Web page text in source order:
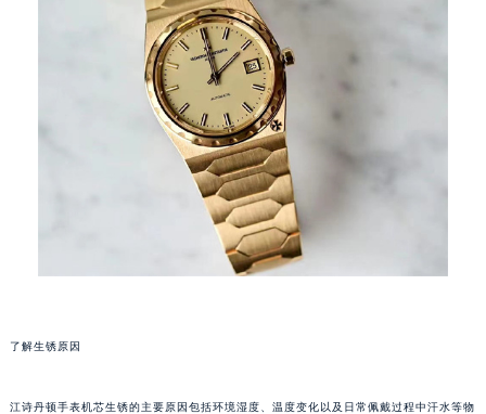
了解生锈原因
江诗丹顿手表机芯生锈的主要原因包括环境湿度、温度变化以及日常佩戴过程中汗水等物